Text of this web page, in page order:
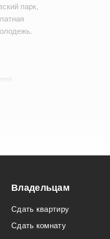
парк,
Владельцам
Сдать квартиру
Сдать комнату